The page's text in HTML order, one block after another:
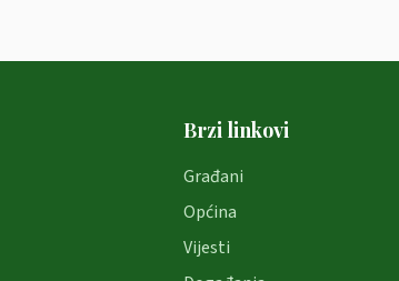
Brzi linkovi
Građani
Općina
Vijesti